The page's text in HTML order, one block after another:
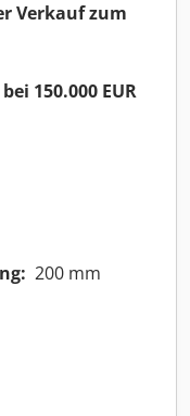
Verkauf zum
150.000 EUR
200 mm